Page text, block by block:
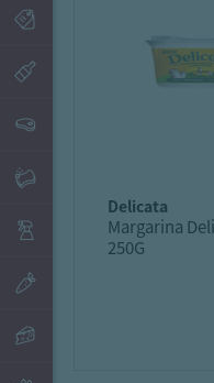
delicata
Margarina
250G